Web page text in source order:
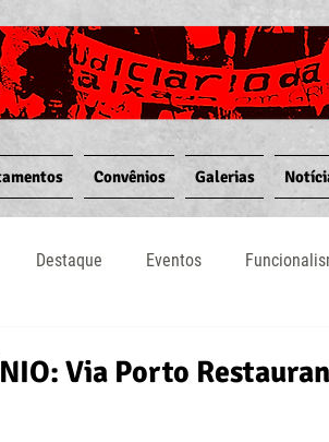
Convênios Galerias
Destaque Eventos
Via Porto